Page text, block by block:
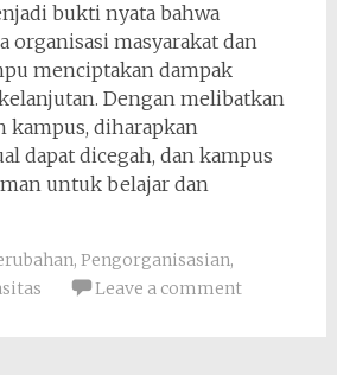
bukti nyata bahwa
organisasi masyarakat dan
menciptakan dampak
Dengan melibatkan
kampus, diharapkan
dapat dicegah, dan kampus
untuk belajar dan
, Pengorganisasian,
Leave a comment